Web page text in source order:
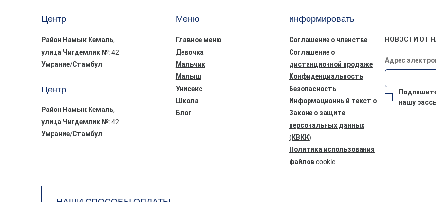
Центр
Район Намык Кемаль,
улица Чигдемлик №: 42
Умрание/Стамбул
Центр
Район Намык Кемаль,
улица Чигдемлик №: 42
Умрание/Стамбул
Меню
Главное меню
Девочка
Мальчик
Малыш
Унисекс
Школа
Блог
информировать
Соглашение о членстве
Соглашение о
дистанционной продаже
Конфиденциальность
Безопасность
Информационный текст о
Законе о защите
персональных данных
(КВКК)
Политика использования
файлов cookie
НОВОСТИ ОТ
Адрес
нашу